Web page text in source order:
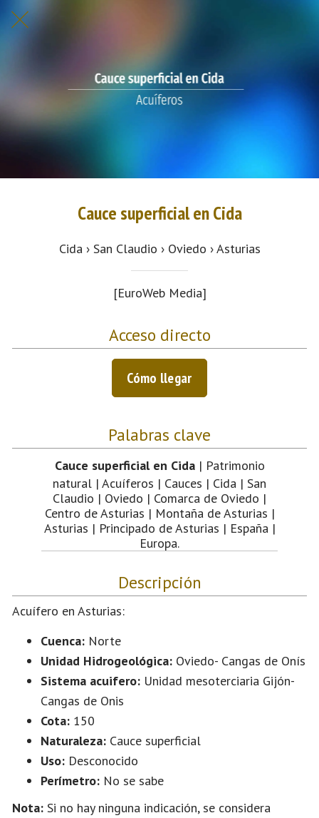
Cauce superficial en Cida
Cida › San Claudio › Oviedo › Asturias
[EuroWeb Media]
Acceso directo
Cómo llegar
Palabras clave
Cauce superficial en Cida| Patrimonio
natural | Acuíferos | Cauces | Cida | San
Claudio | Oviedo | Comarca de Oviedo |
Centro de Asturias | Montaña de Asturias |
Asturias | Principado de Asturias | España |
Europa.
Descripción
Acuífero en Asturias:
Cuenca: Norte
Unidad Hidrogeológica: Oviedo- Cangas de Onís
Sistema acuifero: Unidad mesoterciaria Gijón-
Cangas de Onis
Cota: 150
Naturaleza: Cauce superficial
Uso: Desconocido
Perímetro: No se sabe
Nota: Si no hay ninguna indicación, se considera